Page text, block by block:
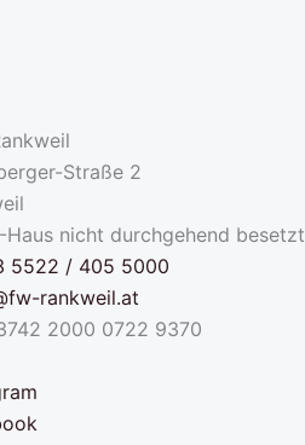
Straße 2
Haus nicht durchgehend besetzt
5522 / 405 5000
rankweil.at
2000 0722 9370